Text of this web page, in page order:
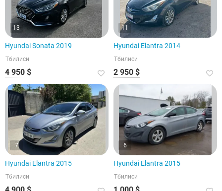
13
Hyundai Sonata 2019
Тбилиси
4 950 $
11
Hyundai Elantra 2014
Тбилиси
2 950 $
7
Hyundai Elantra 2015
Тбилиси
6
Hyundai Elantra 2015
Тбилиси